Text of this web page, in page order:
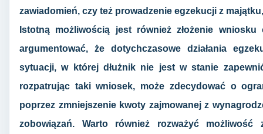
zawiadomień, czy też prowadzenie egzekucji z
Istotną możliwością jest również złożenie
argumentować, że dotychczasowe działania
sytuacji, w której dłużnik nie jest w stanie
rozpatrując taki wniosek, może zdecydować o
poprzez zmniejszenie kwoty zajmowanej z
zobowiązań. Warto również rozważyć